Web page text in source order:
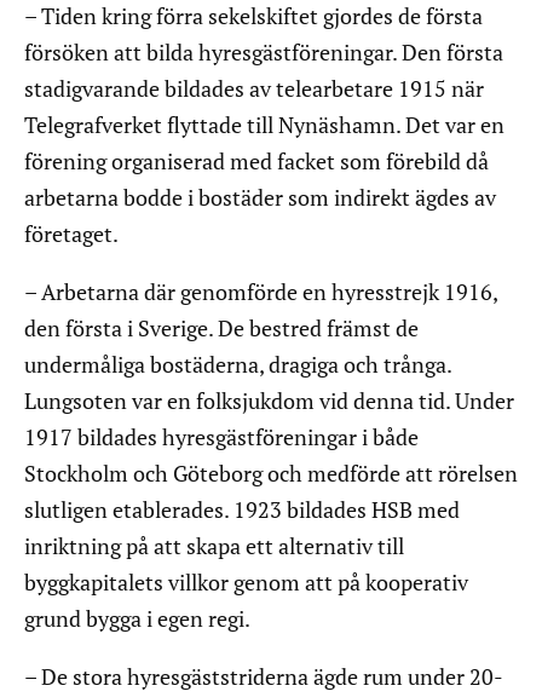
– Tiden kring förra sekelskiftet gjordes de första
försöken att bilda hyresgästföreningar. Den första
stadigvarande bildades av telearbetare 1915 när
Telegrafverket flyttade till Nynäshamn. Det var en
förening organiserad med facket som förebild då
arbetarna bodde i bostäder som indirekt ägdes av
företaget.
– Arbetarna där genomförde en hyresstrejk 1916,
den första i Sverige. De bestred främst de
undermåliga bostäderna, dragiga och trånga.
Lungsoten var en folksjukdom vid denna tid. Under
1917 bildades hyresgästföreningar i både
Stockholm och Göteborg och medförde att rörelsen
slutligen etablerades. 1923 bildades HSB med
inriktning på att skapa ett alternativ till
byggkapitalets villkor genom att på kooperativ
grund bygga i egen regi.
– De stora hyresgäststriderna ägde rum under 20-